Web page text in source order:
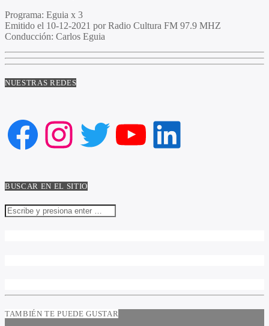
Programa: Eguia x 3
Emitido el 10-12-2021 por Radio Cultura FM 97.9 MHZ
Conducción: Carlos Eguia
NUESTRAS REDES
Facebook
Instagram
Twitter
YouTube
LinkedIn
BUSCAR EN EL SITIO
TAMBIÉN TE PUEDE GUSTAR